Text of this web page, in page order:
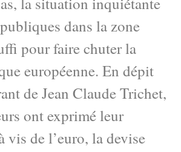
dans la zone
pour faire chuter la
européenne. En dépit
de Jean Claude Trichet,
ont exprimé leur
vis de l’euro, la devise